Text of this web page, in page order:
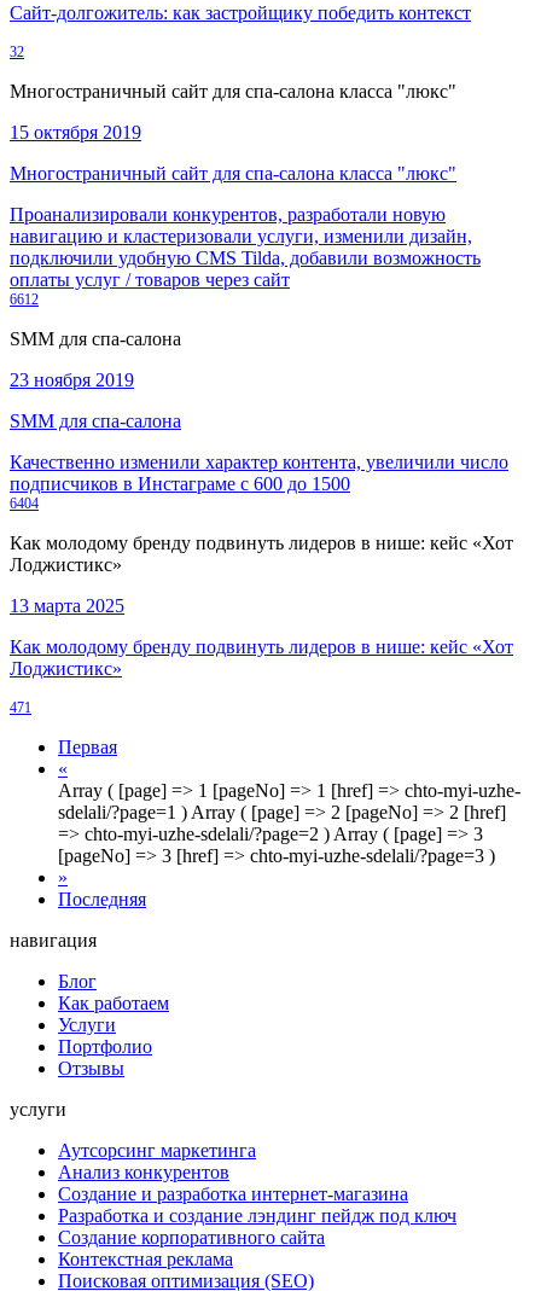
Сайт-долгожитель: как застройщику победить контекст
32
Многостраничный сайт для спа-салона класса "люкс"
15 октября 2019
Многостраничный сайт для спа-салона класса "люкс"
Проанализировали конкурентов, разработали новую
навигацию и кластеризовали услуги, изменили дизайн,
подключили удобную CMS Tilda, добавили возможность
оплаты услуг / товаров через сайт
6612
SMM для спа-салона
23 ноября 2019
SMM для спа-салона
Качественно изменили характер контента, увеличили число
подписчиков в Инстаграме с 600 до 1500
6404
Как молодому бренду подвинуть лидеров в нише: кейс «Хот
Лоджистикс»
13 марта 2025
Как молодому бренду подвинуть лидеров в нише: кейс «Хот
Лоджистикс»
471
Первая
«
Array ( [page] => 1 [pageNo] => 1 [href] => chto-myi-uzhe-
sdelali/?page=1 ) Array ( [page] => 2 [pageNo] => 2 [href]
=> chto-myi-uzhe-sdelali/?page=2 ) Array ( [page] => 3
[pageNo] => 3 [href] => chto-myi-uzhe-sdelali/?page=3 )
»
Последняя
навигация
Блог
Как работаем
Услуги
Портфолио
Отзывы
услуги
Аутсорсинг маркетинга
Анализ конкурентов
Создание и разработка интернет-магазина
Разработка и создание лэндинг пейдж под ключ
Создание корпоративного сайта
Контекстная реклама
Поисковая оптимизация (SEO)